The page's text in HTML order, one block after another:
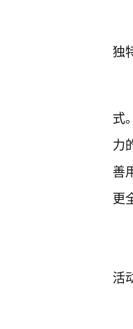
独
式
力
善
更
活